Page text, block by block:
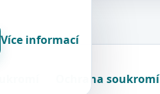
Ochrana soukromí
Více informací